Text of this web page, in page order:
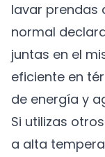
lavar prendas
normal
juntas en el
eficiente en
de energía y
Si utilizas
a alta